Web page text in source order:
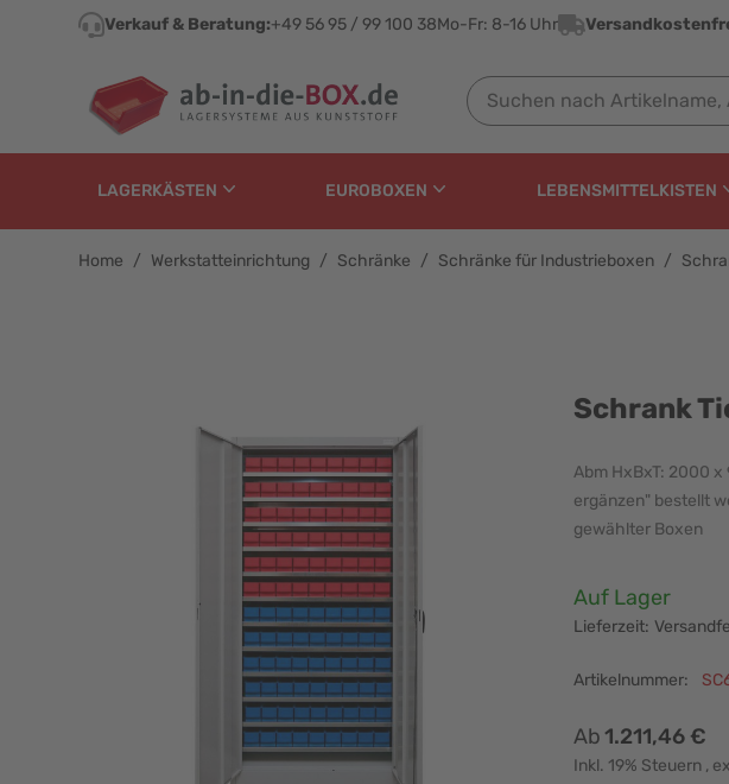
Direkt zum Inhalt
Verkauf & Beratung:+49 56 95 / 99 100 38Mo-Fr: 8-16 Uhr
Suchen nach Artikelname,
LAGERKÄSTEN EUROBOXEN LEBENSMITTELKISTEN
Home / Werkstatteinrichtung / Schränke / Schränke für Industrieboxen /
Schrank Tiefe 600 mm für IB
Schrank
Abm HxBxT: 2000
ergänzen" bestellt
gewählter Boxen
Verfügbarkeit:
Auf Lager
Lieferzeit:
Artikelnummer:
Ab1.211,46 €
Inkl. 19% Steuern ,